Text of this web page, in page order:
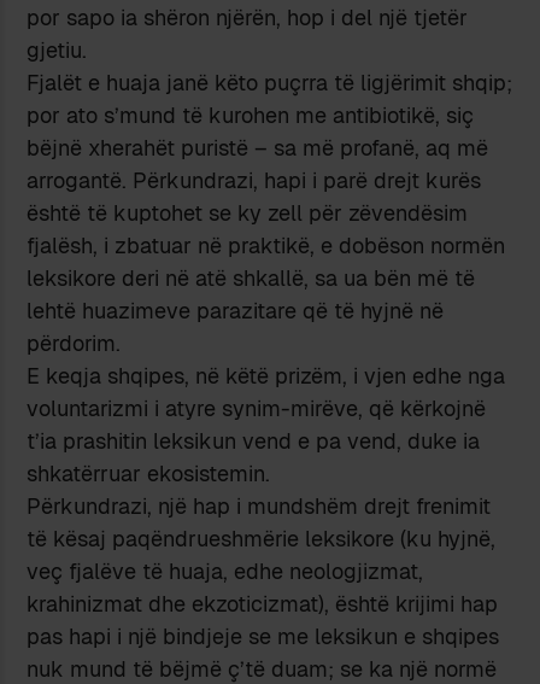
por sapo ia shëron njërën, hop i del një tjetër
gjetiu.
Fjalët e huaja janë këto puçrra të ligjërimit shqip;
por ato s’mund të kurohen me antibiotikë, siç
bëjnë xherahët puristë – sa më profanë, aq më
arrogantë. Përkundrazi, hapi i parë drejt kurës
është të kuptohet se ky zell për zëvendësim
fjalësh, i zbatuar në praktikë, e dobëson normën
leksikore deri në atë shkallë, sa ua bën më të
lehtë huazimeve parazitare që të hyjnë në
përdorim.
E keqja shqipes, në këtë prizëm, i vjen edhe nga
voluntarizmi i atyre synim-mirëve, që kërkojnë
t’ia prashitin leksikun vend e pa vend, duke ia
shkatërruar ekosistemin.
Përkundrazi, një hap i mundshëm drejt frenimit
të kësaj paqëndrueshmërie leksikore (ku hyjnë,
veç fjalëve të huaja, edhe neologjizmat,
krahinizmat dhe ekzoticizmat), është krijimi hap
pas hapi i një bindjeje se me leksikun e shqipes
nuk mund të bëjmë ç’të duam; se ka një normë